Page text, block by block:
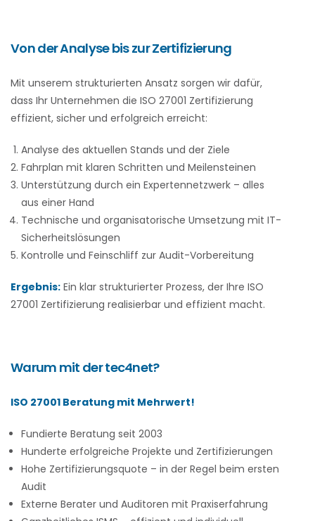
Von der Analyse bis zur Zertifizierung
Mit unserem strukturierten Ansatz sorgen wir dafür,
dass Ihr Unternehmen die ISO 27001 Zertifizierung
effizient, sicher und erfolgreich erreicht:
Analyse des aktuellen Stands und der Ziele
Fahrplan mit klaren Schritten und Meilensteinen
Unterstützung durch ein Expertennetzwerk – alles
aus einer Hand
Technische und organisatorische Umsetzung mit IT-
Sicherheitslösungen
Kontrolle und Feinschliff zur Audit-Vorbereitung
Ergebnis: Ein klar strukturierter Prozess, der Ihre ISO
27001 Zertifizierung realisierbar und effizient macht.
Warum mit der tec4net?
ISO 27001 Beratung mit Mehrwert!
Fundierte Beratung seit 2003
Hunderte erfolgreiche Projekte und Zertifizierungen
Hohe Zertifizierungsquote – in der Regel beim ersten
Audit
Externe Berater und Auditoren mit Praxiserfahrung